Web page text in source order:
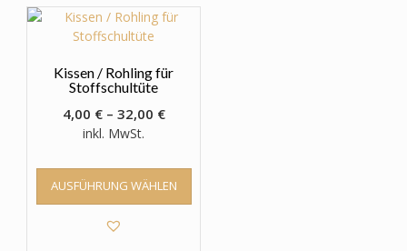
Kissen / Rohling für
Stoffschultüte
4,00 €– 32,00 €
inkl. MwSt.
AUSFÜHRUNG WÄHLEN
Dieses
weist